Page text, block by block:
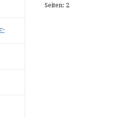
Seiten: 2